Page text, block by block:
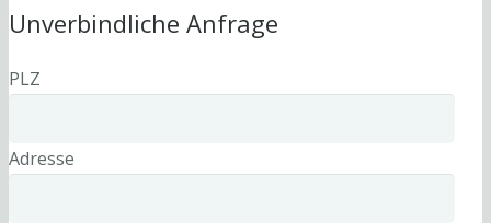
Unverbindliche Anfrage
PLZ
Adresse